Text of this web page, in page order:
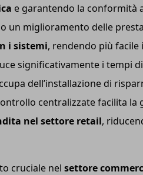
e garantendo la conformità
un miglioramento delle
i sistemi, rendendo più
significativamente i tempi
dell’installazione di
centralizzate facilita la
nel settore retail,
cruciale nel settore